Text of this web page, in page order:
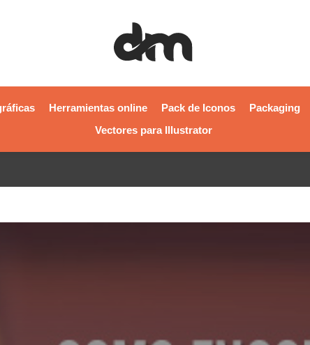
Herramientas online Pack de Iconos
Packaging
Vectores para Illustrator